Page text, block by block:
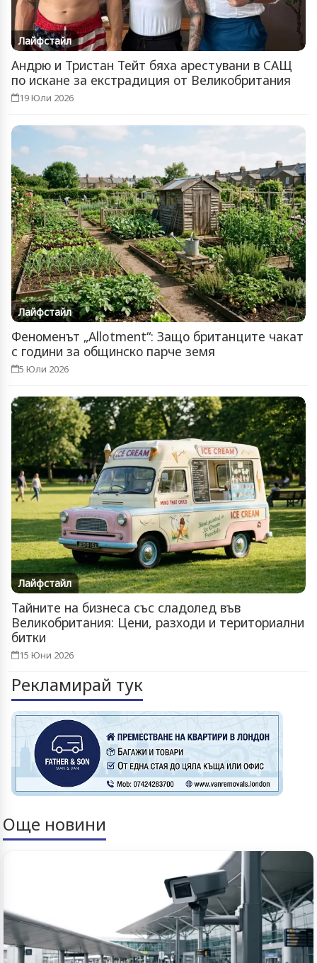
Лайфстайл
Андрю и Тристан Тейт бяха арестувани в САЩ
по искане за екстрадиция от Великобритания
19 Юли 2026
Лайфстайл
Феноменът „Allotment“: Защо британците чакат
с години за общинско парче земя
5 Юли 2026
Лайфстайл
Тайните на бизнеса със сладолед във
Великобритания: Цени, разходи и териториални
битки
15 Юни 2026
Рекламирай тук
Още новини